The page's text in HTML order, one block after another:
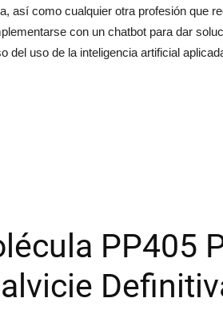
así como cualquier otra profesión que
con un chatbot para dar
del uso de la inteligencia artificial
PP405